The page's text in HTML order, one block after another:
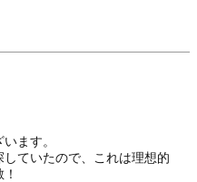
ます。
ていたので、これは理想的